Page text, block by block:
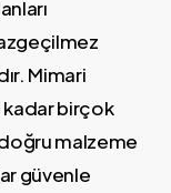
Mimari
kadar birçok
malzeme
güvenle